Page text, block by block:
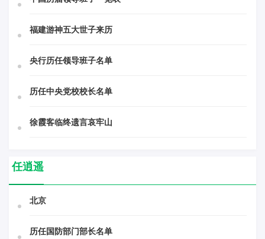
福建游神五大世子来历
央行历任领导班子名单
历任中央党校校长名单
徐霞客临终遗言哀牢山
任逍遥
北京
历任国防部门部长名单